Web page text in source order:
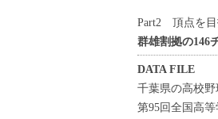
Part2 頂点を目
群雄割拠の146
DATA FILE
千葉県の高校
第95回全国高